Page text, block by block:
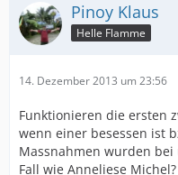
Pinoy Klaus
Helle Flamme
14. Dezember 2013 um 23:56
Funktionieren die ersten
wenn einer besessen ist
Massnahmen wurden bei
Fall wie Anneliese Michel?